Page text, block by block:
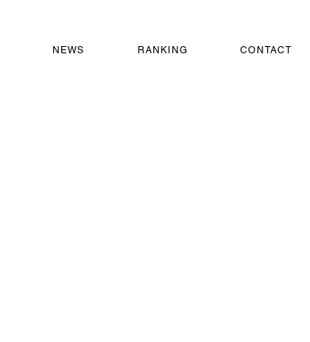
NEWS RANKING CONTACT